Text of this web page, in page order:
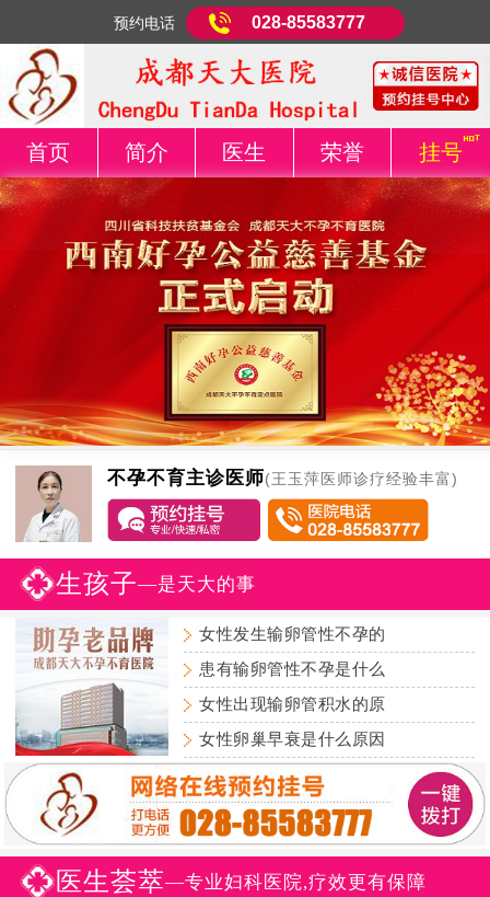
预约电话 028-85583777
首页 简介 医生 荣誉 挂号
不孕不育主诊医师(王玉萍医师诊疗经验丰富)
生孩子—是天大的事
女性发生输卵管性不孕的
患有输卵管性不孕是什么
女性出现输卵管积水的原
女性卵巢早衰是什么原因
医生荟萃—专业妇科医院,疗效更有保障